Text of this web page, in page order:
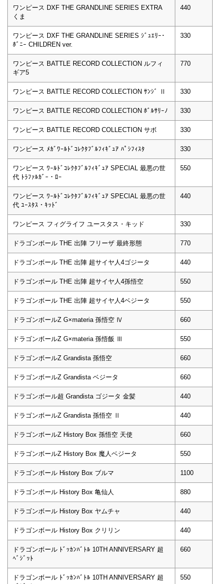
ワンピース DXF THE GRANDLINE SERIES EXTRA
くま
440
ワンピース DXF THE GRANDLINE SERIES ｼﾞｭｴﾘｰ･
ﾎﾞﾆｰ CHILDREN ver.
330
ワンピース BATTLE RECORD COLLECTION ルフィ
ギア5
770
ワンピース BATTLE RECORD COLLECTION ｻﾝｼﾞ Ⅱ 330
ワンピース BATTLE RECORD COLLECTION ﾎﾞﾙｻﾘｰﾉ 330
ワンピース BATTLE RECORD COLLECTION サボ 330
ワンピース ﾒｶﾞﾜｰﾙﾄﾞｺﾚｸﾀﾌﾞﾙﾌｨｷﾞｭｱ ﾊﾟｼﾌｨｽﾀ 330
ワンピース ﾜｰﾙﾄﾞｺﾚｸﾀﾌﾞﾙﾌｨｷﾞｭｱ SPECIAL 最悪の世
代 ﾄﾗﾌｧﾙｶﾞｰ・ﾛｰ
550
ワンピース ﾜｰﾙﾄﾞｺﾚｸﾀﾌﾞﾙﾌｨｷﾞｭｱ SPECIAL 最悪の世
代 ﾕｰｽﾀｽ・ｷｯﾄﾞ
440
ワンピース フィグライフ ユースタス・キッド 330
ドラゴンボール THE 出陣 フリーザ 最終形態 770
ドラゴンボール THE 出陣 超サイヤ人4ゴジータ 440
ドラゴンボール THE 出陣 超サイヤ人4孫悟空 550
ドラゴンボール THE 出陣 超サイヤ人4ベジータ 550
ドラゴンボールZ G×materia 孫悟空 Ⅳ 660
ドラゴンボールZ G×materia 孫悟飯 Ⅲ 550
ドラゴンボールZ Grandista 孫悟空 660
ドラゴンボールZ Grandista ベジータ 660
ドラゴンボール超 Grandista ゴジータ 金髪 440
ドラゴンボールZ Grandista 孫悟空 Ⅱ 440
ドラゴンボールZ History Box 孫悟空 天使 660
ドラゴンボールZ History Box 魔人ベジータ 550
ドラゴンボール History Box ブルマ 1100
ドラゴンボール History Box 亀仙人 880
ドラゴンボール History Box ヤムチャ 440
ドラゴンボール History Box クリリン 440
ドラゴンボール ﾄﾞｯｶﾝﾊﾞﾄﾙ 10TH ANNIVERSARY 超
ﾍﾞｼﾞｯﾄ
660
ドラゴンボール ﾄﾞｯｶﾝﾊﾞﾄﾙ 10TH ANNIVERSARY 超
550